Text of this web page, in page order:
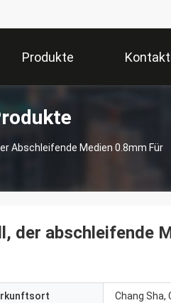
Produkte
Abschleifende Medien 0.8mm Für
der abschleifende
Chang Sha,